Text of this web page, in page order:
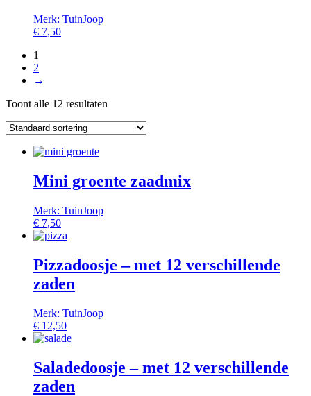
Merk: TuinJoop
€ 7,50
1
2
→
Toont alle 12 resultaten
Mini groente zaadmix
Merk: TuinJoop
€ 7,50
Pizzadoosje – met 12 verschillende
zaden
Merk: TuinJoop
€ 12,50
Saladedoosje – met 12 verschillende
zaden